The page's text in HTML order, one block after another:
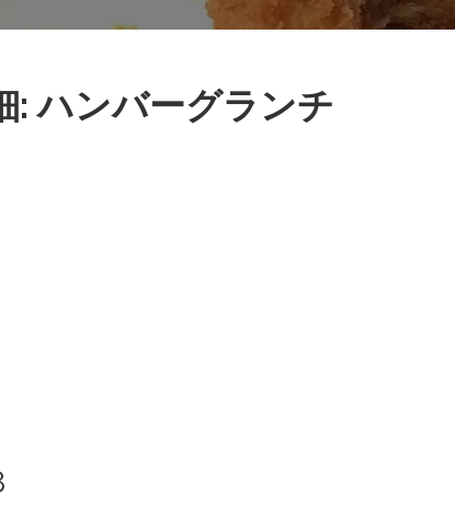
: ハンバーグランチ